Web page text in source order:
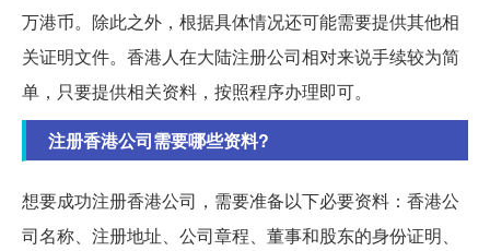
万港币。除此之外，根据具体情况还可能需要提供其他相
关证明文件。香港人在大陆注册公司相对来说手续较为简
单，只要提供相关资料，按照程序办理即可。
注册香港公司需要哪些资料?
想要成功注册香港公司，需要准备以下必要资料：香港公
司名称、注册地址、公司章程、董事和股东的身份证明、